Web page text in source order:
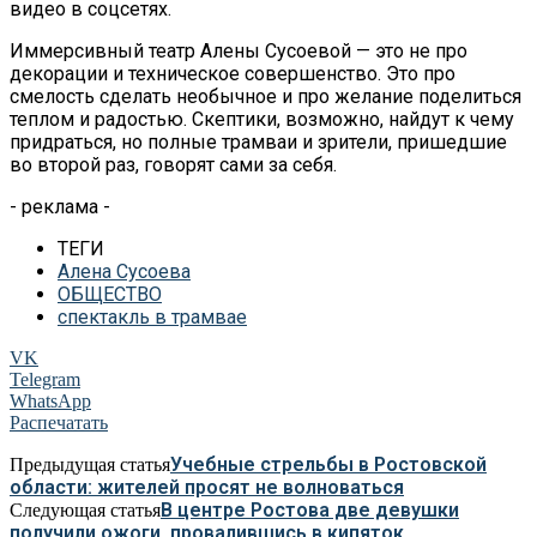
видео в соцсетях.
Иммерсивный театр Алены Сусоевой — это не про
декорации и техническое совершенство. Это про
смелость сделать необычное и про желание поделиться
теплом и радостью. Скептики, возможно, найдут к чему
придраться, но полные трамваи и зрители, пришедшие
во второй раз, говорят сами за себя.
- реклама -
ТЕГИ
Алена Сусоева
ОБЩЕСТВО
спектакль в трамвае
VK
Telegram
WhatsApp
Распечатать
Предыдущая статьяУчебные стрельбы в Ростовской
области: жителей просят не волноваться
Следующая статьяВ центре Ростова две девушки